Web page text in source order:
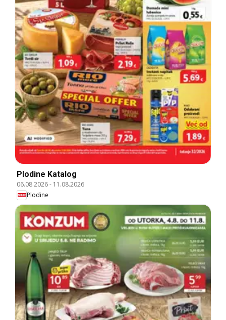
Plodine Katalog
06.08.2026- 11.08.2026
Plodine